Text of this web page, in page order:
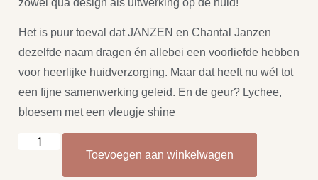
Het is puur toeval dat JANZEN en Chantal Janzen
dezelfde naam dragen én allebei een voorliefde hebben
voor heerlijke huidverzorging. Maar dat heeft nu wél tot
een fijne samenwerking geleid. En de geur? Lychee,
bloesem met een vleugje shine
Toevoegen aan winkelwagen